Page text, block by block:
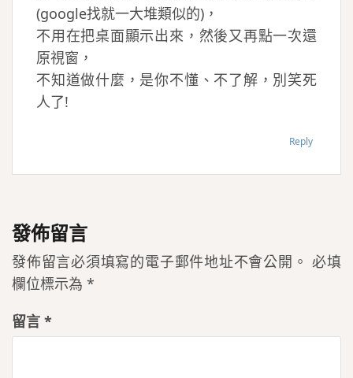
(google找就一大堆類似的)，
不用在把桌面顯示出來，然後又再點一次還
原視窗，
不知道做什麼，是你不懂、不了解，別笑死
人了!
Reply
發佈留言
發佈留言必須填寫的電子郵件地址不會公開。 必填
欄位標示為 *
留言 *